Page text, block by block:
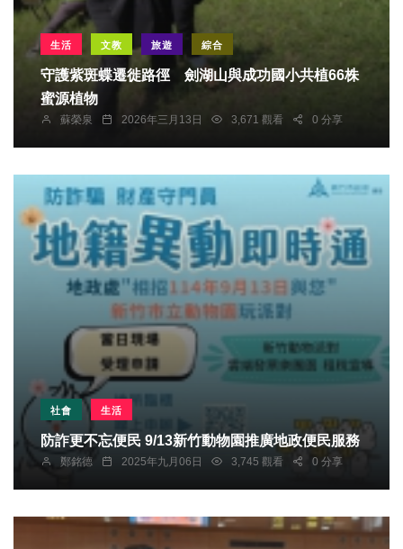
生活 文教 旅遊 綜合
守護紫斑蝶遷徙路徑 劍湖山與成功國小共植66株
蜜源植物
蘇榮泉 2026年三月13日 3,671 觀看 0 分享
社會 生活
防詐更不忘便民 9/13新竹動物園推廣地政便民服務
鄭銘德 2025年九月06日 3,745 觀看 0 分享